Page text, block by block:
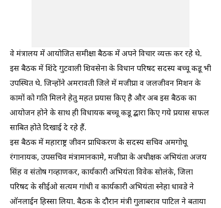
वे मंत्रालय में आयोजित समीक्षा बैठक में अपने विचार व्यक्त कर रहे थे.
इस बैठक में शिंदे गुटवाली शिवसेना के विधान परिषद सदस्य बच्चू कडू भी
उपस्थित थे. जिन्होंने अमरावती जिले में मजीप्रा व जलजीवन मिशन के
कामों को गति मिलने हेतु महत प्रयास किए है और अब इस बैठक का
आयोजन होने के साथ ही विधायक बच्चू कडू द्बारा किए गये प्रयास सफल
साबित होते दिखाई दे रहे हैं.
इस बैठक में महाराष्ट्र जीवन प्राधिकरण के सदस्य सचिव अमगोथू
रंगानायक, उपसचिव मंत्रामानकामे, मजीप्रा के अधीक्षक अभियंता अजय
सिंह व संतोष गव्हाणकर, कार्यकारी अभियंता विवेक सोलंके, जिला
परिषद के सीईओ सत्यम गांधी व कार्यकारी अभियंता स्नेहा धावडे ने
ऑनलाईन हिस्सा लिया. बैठक के दौरान मंत्री गुलाबराव पाटिल ने बताया